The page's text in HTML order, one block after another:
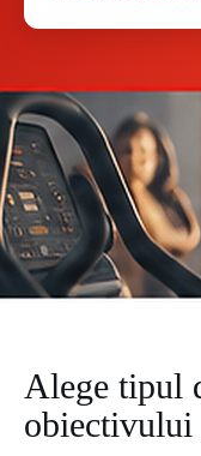
Alege tipul
obiectivului